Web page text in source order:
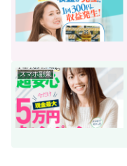
スマホ副業